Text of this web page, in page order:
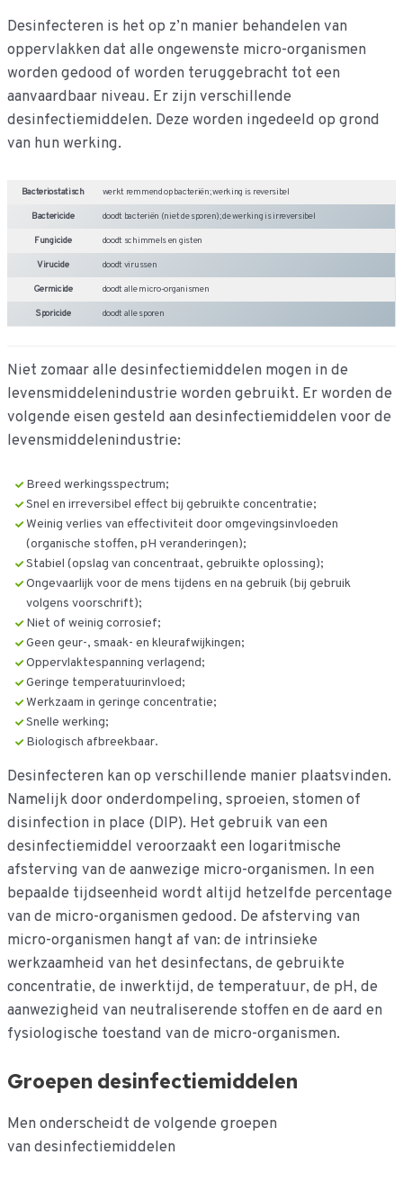
Desinfecteren is het op z’n manier behandelen van
oppervlakken dat alle ongewenste micro-organismen
worden gedood of worden teruggebracht tot een
aanvaardbaar niveau. Er zijn verschillende
desinfectiemiddelen. Deze worden ingedeeld op grond
van hun werking.
Bacteriostatisch werkt remmend op bacteriën; werking is reversibel
Bactericide doodt bacteriën (niet de sporen); de werking is irreversibel
Fungicide doodt schimmels en gisten
Virucide doodt virussen
Germicide doodt alle micro-organismen
Sporicide doodt alle sporen
Niet zomaar alle desinfectiemiddelen mogen in de
levensmiddelenindustrie worden gebruikt. Er worden de
volgende eisen gesteld aan desinfectiemiddelen voor de
levensmiddelenindustrie:
Breed werkingsspectrum;
Snel en irreversibel effect bij gebruikte concentratie;
Weinig verlies van effectiviteit door omgevingsinvloeden
(organische stoffen, pH veranderingen);
Stabiel (opslag van concentraat, gebruikte oplossing);
Ongevaarlijk voor de mens tijdens en na gebruik (bij gebruik
volgens voorschrift);
Niet of weinig corrosief;
Geen geur-, smaak- en kleurafwijkingen;
Oppervlaktespanning verlagend;
Geringe temperatuurinvloed;
Werkzaam in geringe concentratie;
Snelle werking;
Biologisch afbreekbaar.
Desinfecteren kan op verschillende manier plaatsvinden.
Namelijk door onderdompeling, sproeien, stomen of
disinfection in place (DIP). Het gebruik van een
desinfectiemiddel veroorzaakt een logaritmische
afsterving van de aanwezige micro-organismen. In een
bepaalde tijdseenheid wordt altijd hetzelfde percentage
van de micro-organismen gedood. De afsterving van
micro-organismen hangt af van: de intrinsieke
werkzaamheid van het desinfectans, de gebruikte
concentratie, de inwerktijd, de temperatuur, de pH, de
aanwezigheid van neutraliserende stoffen en de aard en
fysiologische toestand van de micro-organismen.
Groepen desinfectiemiddelen
Men onderscheidt de volgende groepen
van desinfectiemiddelen